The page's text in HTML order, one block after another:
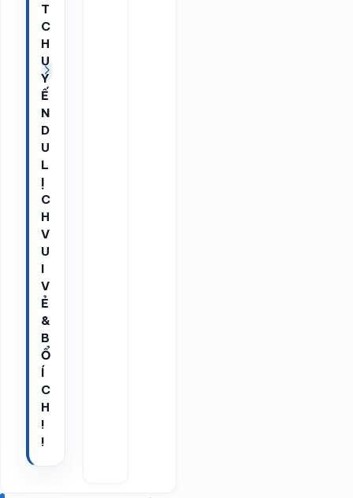
T
C
H
U
Y
Ế
N
D
U
L
Ị
C
H
V
U
I
V
Ẻ
&
B
Ổ
Í
C
H
!
!